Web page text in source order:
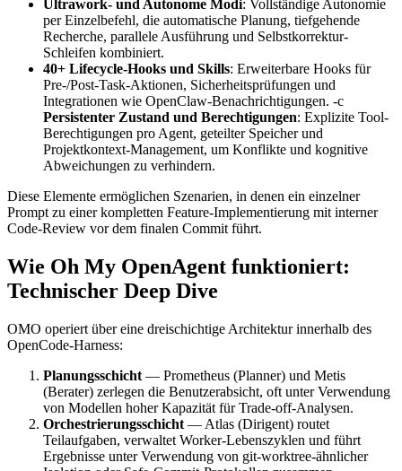
Ultrawork- und Autonome Modi: Vollständige Autonomie
per Einzelbefehl, die automatische Planung, tiefgehende
Recherche, parallele Ausführung und Selbstkorrektur-
Schleifen kombiniert.
40+ Lifecycle-Hooks und Skills: Erweiterbare Hooks für
Pre-/Post-Task-Aktionen, Sicherheitsprüfungen und
Integrationen wie OpenClaw-Benachrichtigungen. -c
Persistenter Zustand und Berechtigungen: Explizite Tool-
Berechtigungen pro Agent, geteilter Speicher und
Projektkontext-Management, um Konflikte und kognitive
Abweichungen zu verhindern.
Diese Elemente ermöglichen Szenarien, in denen ein einzelner
Prompt zu einer kompletten Feature-Implementierung mit interner
Code-Review vor dem finalen Commit führt.
Wie Oh My OpenAgent funktioniert:
Technischer Deep Dive
OMO operiert über eine dreischichtige Architektur innerhalb des
OpenCode-Harness:
Planungsschicht — Prometheus (Planner) und Metis
(Berater) zerlegen die Benutzerabsicht, oft unter Verwendung
von Modellen hoher Kapazität für Trade-off-Analysen.
Orchestrierungsschicht — Atlas (Dirigent) routet
Teilaufgaben, verwaltet Worker-Lebenszyklen und führt
Ergebnisse unter Verwendung von git-worktree-ähnlicher